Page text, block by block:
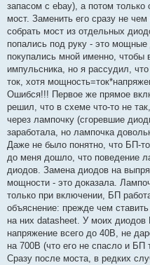
запасом с ebay), а потом
мост. Заменить его сразу не
собрать мост из отдельных
попались под руку - это
покупались мной именно,
импульсника, но я рассудил,
ток, хотя
Ошибся!!! Первое же прямое
решил, что в схеме что-то не
через лампочку (сгоревшие
заработала, но лампочка
Даже не было понятно, что БП-
до меня дошло, что поведение
диодов. Замена диодов на
мощности - это доказала.
только при включении, БП
объяснение: прежде чем
на них datasheet. У моих диодов
напряжение всего до 40В, не
на 700В (что его не спасло и БП
Сразу после моста, в редких